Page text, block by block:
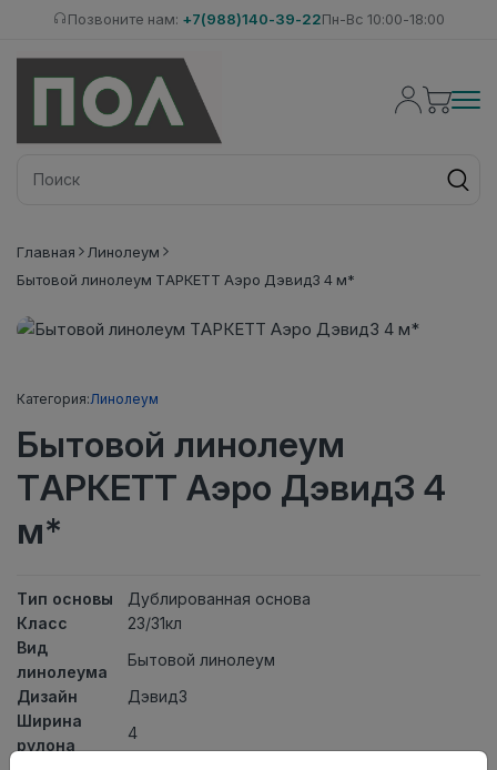
Позвоните нам: +7(988)140-39-22Пн-Вс 10:00-18:00
Главная
Линолеум
Бытовой линолеум ТАРКЕТТ Аэро Дэвид3 4 м*
Категория:Линолеум
Бытовой линолеум
ТАРКЕТТ Аэро Дэвид3 4
м*
Тип основы
Дублированная основа
Класс
23/31кл
Вид
линолеума
Бытовой линолеум
Дизайн
Дэвид3
Ширина
рулона
4